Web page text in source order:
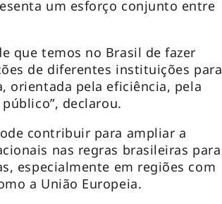
um esforço conjunto entre
que temos no Brasil de fazer
de diferentes instituições para
orientada pela eficiência, pela
declarou.
contribuir para ampliar a
nas regras brasileiras para
especialmente em regiões com
a União Europeia.